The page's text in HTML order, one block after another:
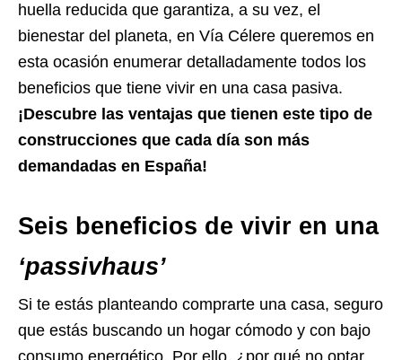
huella reducida que garantiza, a su vez, el
bienestar del planeta, en Vía Célere queremos en
esta ocasión enumerar detalladamente todos los
beneficios que tiene vivir en una casa pasiva.
¡Descubre las ventajas que tienen este tipo de
construcciones que cada día son más
demandadas en España!
Seis beneficios de vivir en una
‘passivhaus’
Si te estás planteando comprarte una casa, seguro
que estás buscando un hogar cómodo y con bajo